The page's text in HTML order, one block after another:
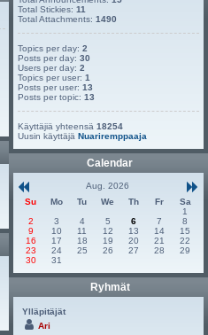
Total Stickies:11
Total Attachments:1490
Topics per day:2
Posts per day:30
Users per day:2
Topics per user:1
Posts per user:13
Posts per topic:13
Käyttäjiä yhteensä18254
Uusin käyttäjäNuariremppaaja
Calendar
Aug. 2026
Su
Mo Tu We Th Fr
Sa
1
2
3 4 5 6 7
8
9
10 11 12 13 14
15
16
17 18 19 20 21
22
23
24 25 26 27 28
29
30
31
Ryhmät
Ylläpitäjät
Ari